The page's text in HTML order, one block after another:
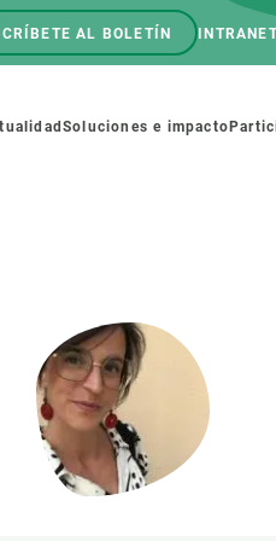
AL BOLETÍN
Soluciones e impacto
Recursos Humanos
académicas